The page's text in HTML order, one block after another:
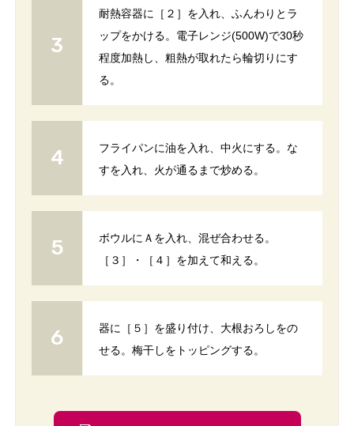
耐熱容器に［２］を入れ、ふんわりとラ
ップをかける。電子レンジ(500W)で30秒
程度加熱し、粗熱が取れたら輪切りにす
る。
フライパンに油を入れ、中火にする。な
すを入れ、火が通るまで炒める。
ボウルにＡを入れ、混ぜ合わせる。
［３］・［４］を加えて和える。
器に［５］を盛り付け、大根おろしをの
せる。梅干しをトッピングする。